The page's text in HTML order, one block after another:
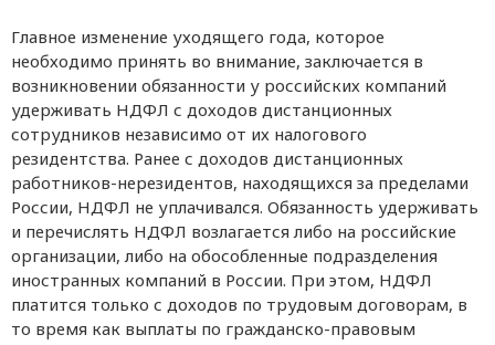
Главное изменение уходящего года, которое
необходимо принять во внимание, заключается в
возникновении обязанности у российских компаний
удерживать НДФЛ с доходов дистанционных
сотрудников независимо от их налогового
резидентства. Ранее с доходов дистанционных
работников-нерезидентов, находящихся за пределами
России, НДФЛ не уплачивался. Обязанность удерживать
и перечислять НДФЛ возлагается либо на российские
организации, либо на обособленные подразделения
иностранных компаний в России. При этом, НДФЛ
платится только с доходов по трудовым договорам, в
то время как выплаты по гражданско-правовым